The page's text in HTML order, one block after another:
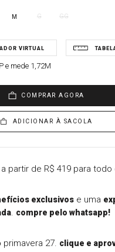
M G GG
P e mede 1,72M
COMPRAR AGORA
ADICIONAR À SACOLA
partir de R$ 419 para todo
exclusivose uma
. compre pelo whatsapp!
primavera 27. clique e